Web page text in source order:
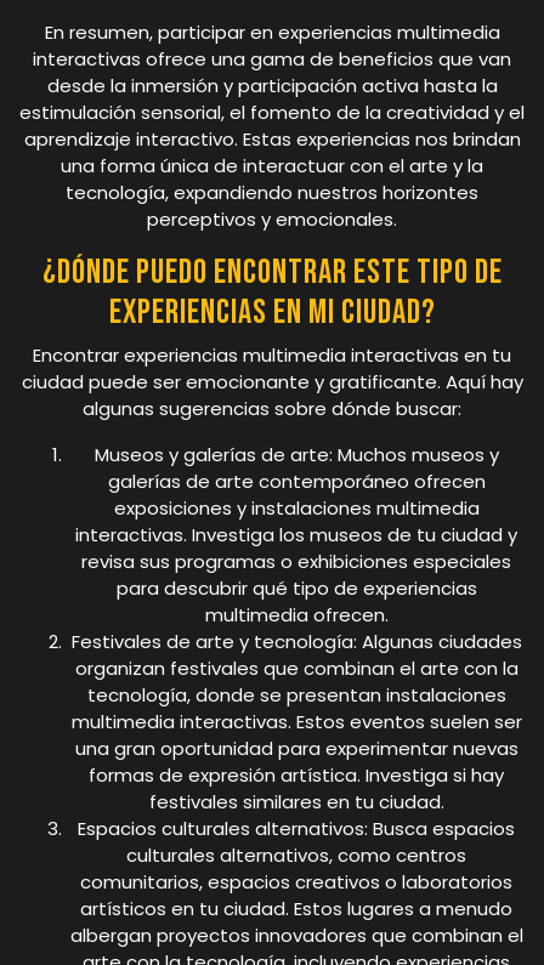
En resumen, participar en experiencias multimedia
interactivas ofrece una gama de beneficios que van
desde la inmersión y participación activa hasta la
estimulación sensorial, el fomento de la creatividad y el
aprendizaje interactivo. Estas experiencias nos brindan
una forma única de interactuar con el arte y la
tecnología, expandiendo nuestros horizontes
perceptivos y emocionales.
¿Dónde puedo encontrar este tipo de
experiencias en mi ciudad?
Encontrar experiencias multimedia interactivas en tu
ciudad puede ser emocionante y gratificante. Aquí hay
algunas sugerencias sobre dónde buscar:
Museos y galerías de arte: Muchos museos y
galerías de arte contemporáneo ofrecen
exposiciones y instalaciones multimedia
interactivas. Investiga los museos de tu ciudad y
revisa sus programas o exhibiciones especiales
para descubrir qué tipo de experiencias
multimedia ofrecen.
Festivales de arte y tecnología: Algunas ciudades
organizan festivales que combinan el arte con la
tecnología, donde se presentan instalaciones
multimedia interactivas. Estos eventos suelen ser
una gran oportunidad para experimentar nuevas
formas de expresión artística. Investiga si hay
festivales similares en tu ciudad.
Espacios culturales alternativos: Busca espacios
culturales alternativos, como centros
comunitarios, espacios creativos o laboratorios
artísticos en tu ciudad. Estos lugares a menudo
albergan proyectos innovadores que combinan el